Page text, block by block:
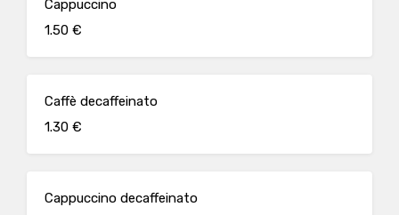
Cappuccino
1.50 €
Caffè decaffeinato
1.30 €
Cappuccino decaffeinato